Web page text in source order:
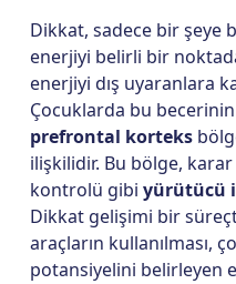
Dikkat, sadece bir şeye
enerjiyi belirli bir
enerjiyi dış uyaranlara
Çocuklarda bu
prefrontal korteks
ilişkilidir. Bu bölge,
kontrolü gibi yürütücü
Dikkat gelişimi bir
araçların kullanılması,
potansiyelini belirleyen